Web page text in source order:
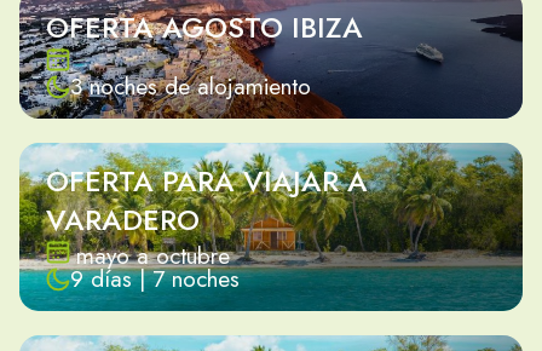
OFERTA AGOSTO IBIZA
3 noches de alojamiento
OFERTA PARA VIAJAR A
VARADERO
mayo a octubre
9 días | 7 noches